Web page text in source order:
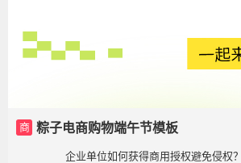
商 粽子电商购物端午节模板
企业单位如何获得商用授权避免侵权？